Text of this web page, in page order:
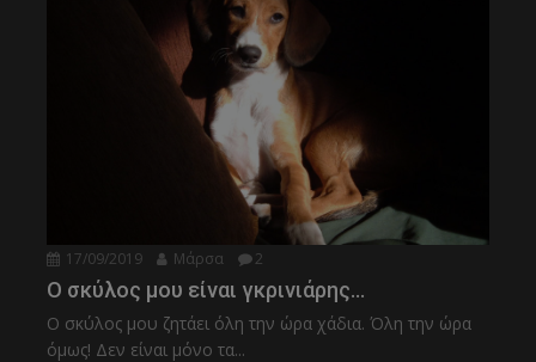
17/09/2019 Μάρσα 2
Ο σκύλος μου είναι γκρινιάρης…
Ο σκύλος μου ζητάει όλη την ώρα χάδια. Όλη την ώρα
όμως! Δεν είναι μόνο τα...